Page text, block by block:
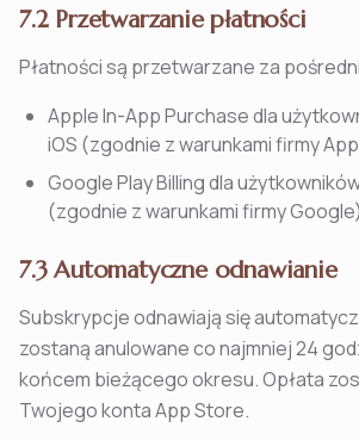
7.2 Przetwarzanie płatności
Płatności są przetwarzane za
Apple In-App Purchase dla
iOS (zgodnie z warunkami firmy
Google Play Billing dla
(zgodnie z warunkami firmy Google)
7.3 Automatyczne odnawianie
Subskrypcje odnawiają się
zostaną anulowane co najmniej 24
końcem bieżącego okresu. Opłata
Twojego konta App Store.